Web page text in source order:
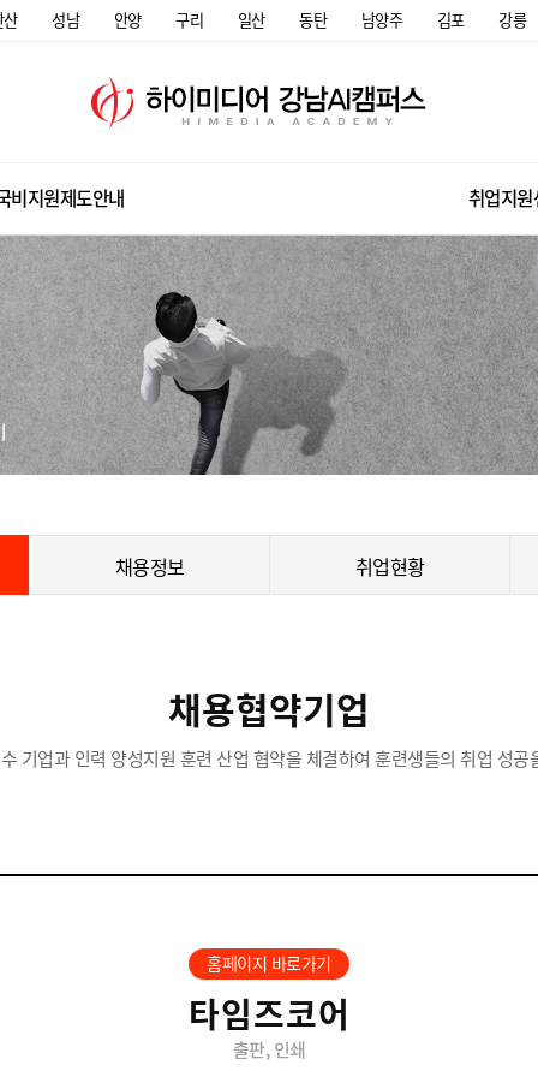
성남 안양 구리 일산 동탄 남양주 김포 강릉
비지원제도안내 취업지원
채용정보 취업현황
채용협약기업
기업과 인력 양성지원 훈련 산업 협약을 체결하여 훈련생들의 취업 성공
홈페이지 바로가기
타임즈코어
출판, 인쇄